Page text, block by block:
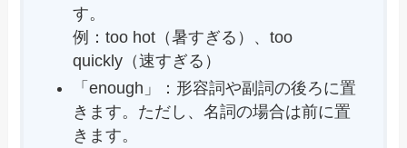
す。
例：too hot（暑すぎる）、too
quickly（速すぎる）
「enough」：形容詞や副詞の後ろに置
きます。ただし、名詞の場合は前に置
きます。